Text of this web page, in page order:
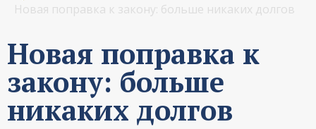
Новая поправка к закону: больше никаких долгов
Новая поправка к
закону: больше
никаких долгов